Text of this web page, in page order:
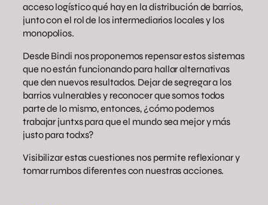
acceso logístico qué hay en la distribución de barrios,
junto con el rol de los intermediarios locales y los
monopolios.
Desde Bindi nos proponemos repensar estos sistemas
que no están funcionando para hallar alternativas
que den nuevos resultados. Dejar de segregar a los
barrios vulnerables y reconocer que somos todos
parte de lo mismo, entonces, ¿cómo podemos
trabajar juntxs para que el mundo sea mejor y más
justo para todxs?
Visibilizar estas cuestiones nos permite reflexionar y
tomar rumbos diferentes con nuestras acciones.